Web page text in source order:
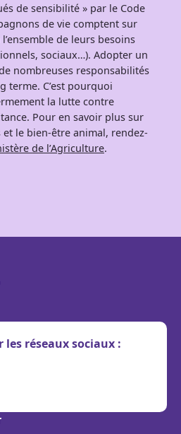
de sensibilité » par le Code
de vie comptent sur
de leurs besoins
sociaux…). Adopter un
nombreuses responsabilités
terme. C’est pourquoi
la lutte contre
Pour en savoir plus sur
le bien-être animal, rendez-
de l’Agriculture.
les réseaux sociaux :